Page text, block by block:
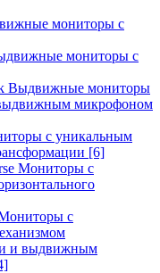
мониторы с
мониторы с
Выдвижные мониторы
микрофоном
с уникальным
[6]
Мониторы с
с
и выдвижным